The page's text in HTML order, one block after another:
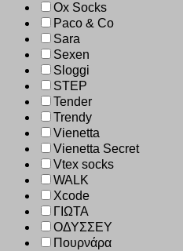
Ox Socks
Paco & Co
Sara
Sexen
Sloggi
STEP
Tender
Trendy
Vienetta
Vienetta Secret
Vtex socks
WALK
Xcode
ΓΙΩΤΑ
ΟΔΥΣΣΕΥ
Πουρνάρα